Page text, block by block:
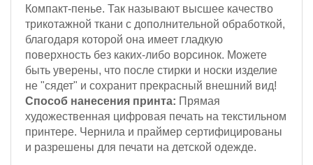
Компакт-пенье. Так называют высшее качество
трикотажной ткани с дополнительной обработкой,
благодаря которой она имеет гладкую
поверхность без каких-либо ворсинок. Можете
быть уверены, что после стирки и носки изделие
не "сядет" и сохранит прекрасный внешний вид!
Способ нанесения принта: Прямая
художественная цифровая печать на текстильном
принтере. Чернила и праймер сертифицированы
и разрешены для печати на детской одежде.